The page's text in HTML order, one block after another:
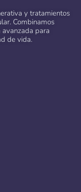
y tratamientos
Combinamos
para
de vida.